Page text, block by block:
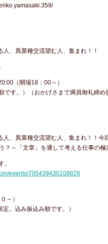
、異業種交流望む人、集まれ！！
（開場18：00～）
す。）（おかげさまで満員御礼締め
、異業種交流望む人、集まれ！！
？～「文章」を通して考える仕事の極
events/705439430108826
～）
。込み振込み順です。）